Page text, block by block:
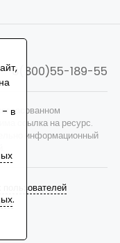
8(800)55-189-55
ссылка на ресурс.
информационный
- в
.